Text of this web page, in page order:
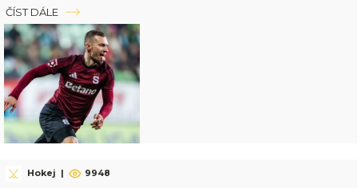
ČÍST DÁLE
Hokej | 9948